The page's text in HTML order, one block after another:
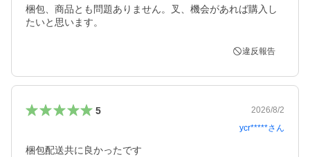
梱包、商品とも問題ありません。叉、機会があれば購入し
たいと思います。
違反報告
5
2026/8/2
ycr*****さん
梱包配送共に良かったです